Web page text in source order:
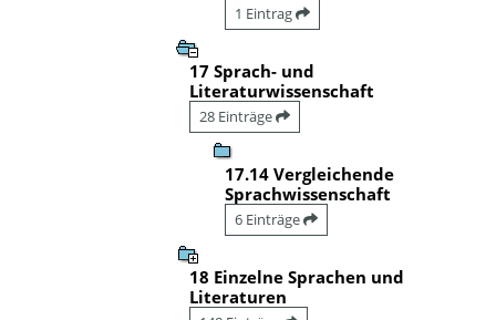
1 Eintrag
17 Sprach- und
Literaturwissenschaft
28 Einträge
17.14 Vergleichende
Sprachwissenschaft
6 Einträge
18 Einzelne Sprachen und
Literaturen